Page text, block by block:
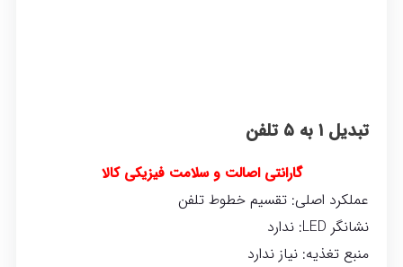
تبدیل ۱ به ۵ تلفن
گارانتی اصالت و سلامت فیزیکی کالا
عملکرد اصلی: تقسیم خطوط تلفن
نشانگر LED:
ندارد
منبع تغذیه: نیاز ندارد